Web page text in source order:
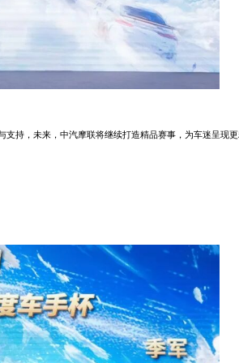
持，未来，中汽摩联将继续打造精品赛事，为车迷呈现